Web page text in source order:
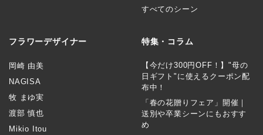
すべてのシーン
フラワーデザイナー
岡崎 由美
NAGISA
牧 まゆ実
渡部 慎也
Mikio Itou
特集・コラム
【今だけ300円OFF！】"母の
日ギフト"に使えるクーポン配
布中！
「春の花贈りフェア」開催｜
送別や卒業シーンにもおすす
め